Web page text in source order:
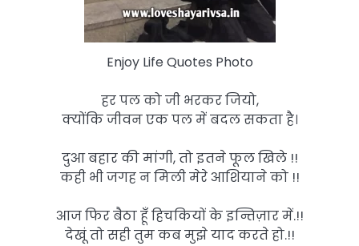
Enjoy Life Quotes Photo
हर पल को जी भरकर जियो,
क्योंकि जीवन एक पल में बदल सकता है।
दुआ बहार की मांगी, तो इतने फूल खिले !!
कही भी जगह न मिली मेरे आशियाने को !!
आज फिर बैठा हूँ हिचकियों के इन्तिज़ार में.!!
देखूं तो सही तुम कब मुझे याद करते हो.!!